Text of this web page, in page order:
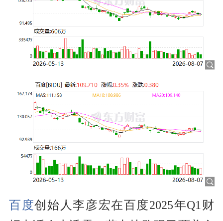
百度创始人李彦宏在百度2025年Q1财